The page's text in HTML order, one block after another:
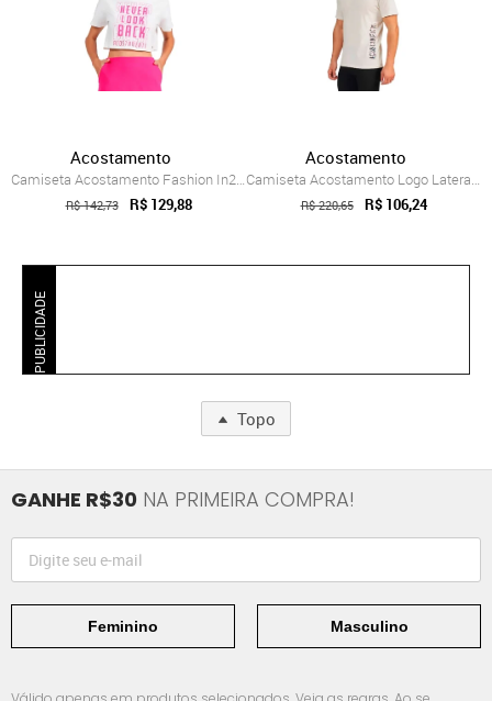
Acostamento
Camiseta Acostamento Fashion In24 Off Wh...
R$ 142,73 R$ 129,88
Acostamento
Camiseta Acostamento Logo Lateral OU24 O...
R$ 220,65 R$ 106,24
PUBLICIDADE
Topo
GANHE R$30 NA PRIMEIRA COMPRA!
Feminino Masculino